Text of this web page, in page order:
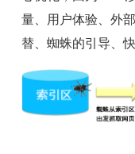
量、用户体验、外
替、蜘蛛的引导、